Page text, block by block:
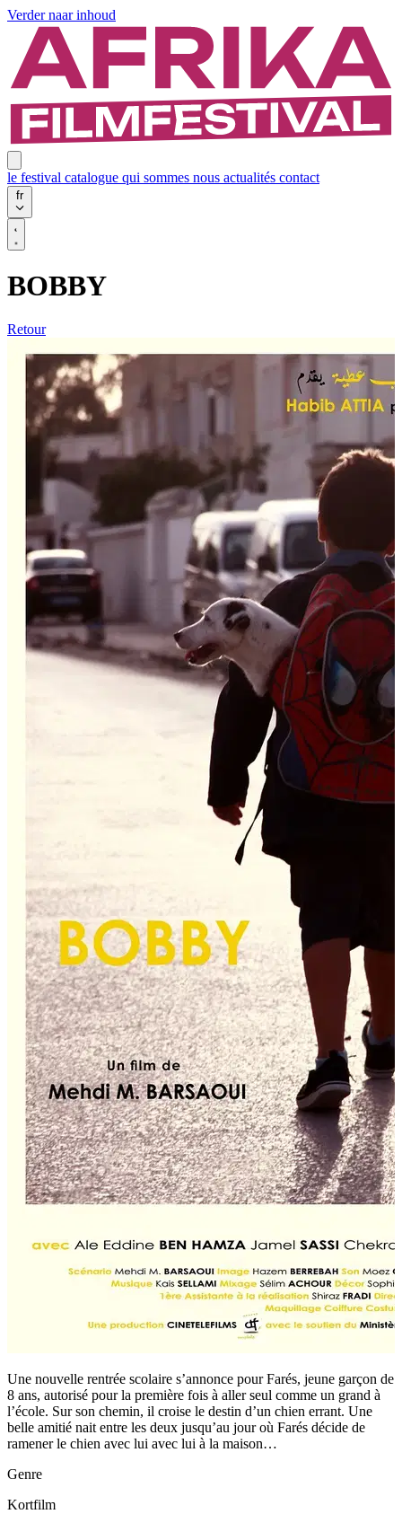
Verder naar inhoud
le festival catalogue qui sommes nous actualités contact
fr
BOBBY
Retour
Une nouvelle rentrée scolaire s’annonce pour Farés, jeune garçon de
8 ans, autorisé pour la première fois à aller seul comme un grand à
l’école. Sur son chemin, il croise le destin d’un chien errant. Une
belle amitié nait entre les deux jusqu’au jour où Farés décide de
ramener le chien avec lui avec lui à la maison…
Genre
Kortfilm